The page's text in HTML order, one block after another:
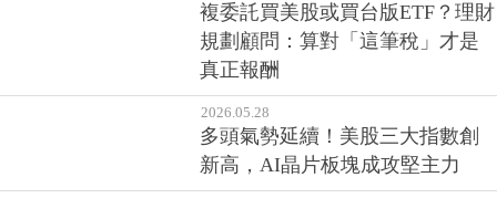
複委託買美股或買台版ETF？理財
規劃顧問：算對「這筆稅」才是
真正報酬
2026.05.28
多頭氣勢延續！美股三大指數創
新高，AI晶片板塊成攻堅主力